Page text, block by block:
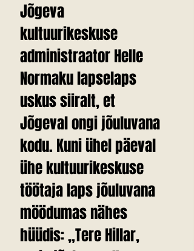
Jõgeva
kultuurikeskuse
administraator Helle
Normaku lapselaps
uskus siiralt, et
Jõgeval ongi jõuluvana
kodu. Kuni ühel päeval
ühe kultuurikeskuse
töötaja laps jõuluvana
möödumas nähes
hüüdis: „Tere Hillar,